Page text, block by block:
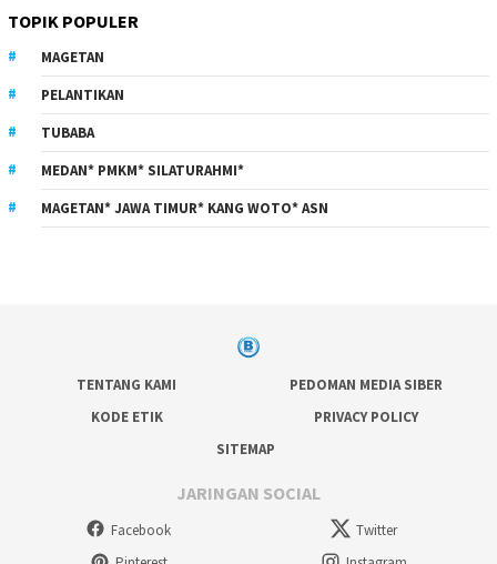
TOPIK POPULER
MAGETAN
PELANTIKAN
TUBABA
MEDAN* PMKM* SILATURAHMI*
MAGETAN* JAWA TIMUR* KANG WOTO* ASN
TENTANG KAMI
PEDOMAN MEDIA SIBER
KODE ETIK
PRIVACY POLICY
SITEMAP
JARINGAN SOCIAL
Facebook
Twitter